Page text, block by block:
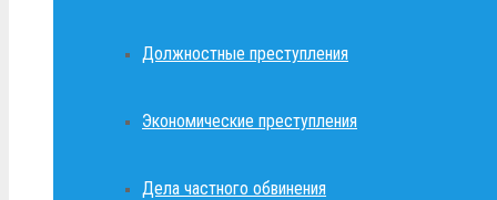
Должностные преступления
Экономические преступления
Дела частного обвинения